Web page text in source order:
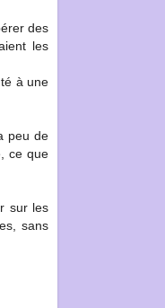
des
les
à une
peu de
ce que
sur les
sans